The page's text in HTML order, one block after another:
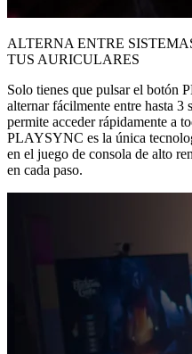
ALTERNA ENTRE
TUS AURICULARES
Solo tienes que pulsar el botón
alternar fácilmente entre hasta 3
permite acceder rápidamente a
PLAYSYNC es la única
en el juego de consola de alto
en cada paso.